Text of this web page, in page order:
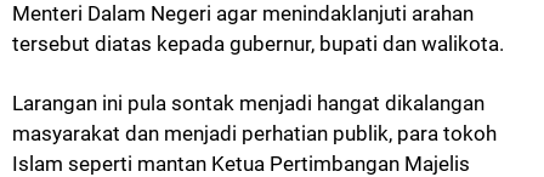
Menteri Dalam Negeri agar menindaklanjuti arahan
tersebut diatas kepada gubernur, bupati dan walikota.
Larangan ini pula sontak menjadi hangat dikalangan
masyarakat dan menjadi perhatian publik, para tokoh
Islam seperti mantan Ketua Pertimbangan Majelis